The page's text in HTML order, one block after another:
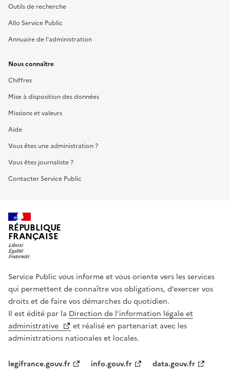
Outils de recherche
Allo Service Public
Annuaire de l'administration
Nous connaître
Chiffres
Mise à disposition des données
Missions et valeurs
Aide
Vous êtes une administration ?
Vous êtes journaliste ?
Contacter Service Public
RÉPUBLIQUE
FRANÇAISE
Service Public vous informe et vous oriente vers les services
qui permettent de connaître vos obligations, d’exercer vos
droits et de faire vos démarches du quotidien.
Il est édité par la Direction de l’information légale et
administrative
et réalisé en partenariat avec les
administrations nationales et locales.
legifrance.gouv.fr info.gouv.fr data.gouv.fr